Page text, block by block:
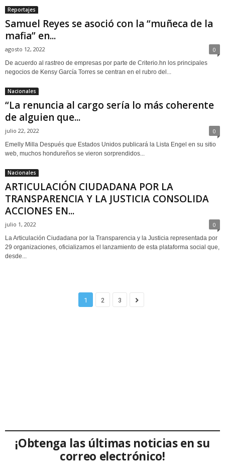
Reportajes
Samuel Reyes se asoció con la “muñeca de la
mafia” en...
agosto 12, 2022 0
De acuerdo al rastreo de empresas por parte de Criterio.hn los principales
negocios de Kensy García Torres se centran en el rubro del...
Nacionales
“La renuncia al cargo sería lo más coherente
de alguien que...
julio 22, 2022 0
Emelly Milla Después que Estados Unidos publicará la Lista Engel en su sitio
web, muchos hondureños se vieron sorprendidos...
Nacionales
ARTICULACIÓN CIUDADANA POR LA
TRANSPARENCIA Y LA JUSTICIA CONSOLIDA
ACCIONES EN...
julio 1, 2022 0
La Articulación Ciudadana por la Transparencia y la Justicia representada por
29 organizaciones, oficializamos el lanzamiento de esta plataforma social que,
desde...
1 2 3
¡Obtenga las últimas noticias en su
correo electrónico!